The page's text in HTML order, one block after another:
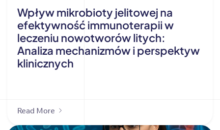
Wpływ mikrobioty jelitowej na
efektywność immunoterapii w
leczeniu nowotworów litych:
Analiza mechanizmów i perspektyw
klinicznych
Read More